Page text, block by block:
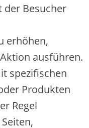
d‬er Besucher
erhöhen,
ausführen.
spezifischen
Produkten
Regel